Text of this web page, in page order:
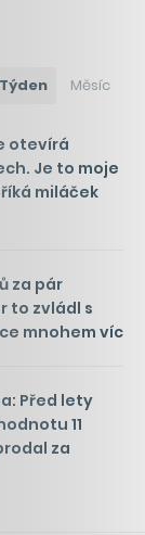
Týden Měsíc
otevírá
Je to moje
miláček
za pár
to zvládl s
mnohem víc
Před lety
11
za